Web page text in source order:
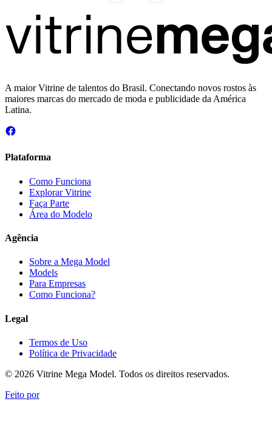
A maior Vitrine de talentos do Brasil. Conectando novos rostos às
maiores marcas do mercado de moda e publicidade da América
Latina.
Plataforma
Como Funciona
Explorar Vitrine
Faça Parte
Área do Modelo
Agência
Sobre a Mega Model
Models
Para Empresas
Como Funciona?
Legal
Termos de Uso
Política de Privacidade
© 2026 Vitrine Mega Model. Todos os direitos reservados.
Feito por